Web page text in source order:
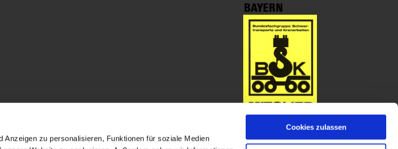
Anzeigen zu personalisieren, Funktionen für soziale Medien
Cookies zulassen